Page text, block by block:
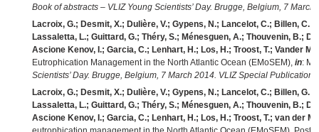
Book of abstracts – VLIZ Young Scientists’ Day. Brugge, Belgium, 7
Lacroix, G.; Desmit, X.; Dulière, V.; Gypens, N.; Lancelot, C.; Billen, C.;
Lassaletta, L.; Guittard, G.; Théry, S.; Ménesguen, A.; Thouvenin, B.;
Ascione Kenov, I.; Garcia, C.; Lenhart, H.; Los, H.; Troost, T.; Vander
Eutrophication Management in the North Atlantic Ocean (EMoSEM), in:
Scientists’ Day. Brugge, Belgium, 7 March 2014. VLIZ Special Publication,
Lacroix, G.; Desmit, X.; Dulière, V.; Gypens, N.; Lancelot, C.; Billen, G.;
Lassaletta, L.; Guittard, G.; Théry, S.; Ménesguen, A.; Thouvenin, B.;
Ascione Kenov, I.; Garcia, C.; Lenhart, H.; Los, H.; Troost, T.; van der